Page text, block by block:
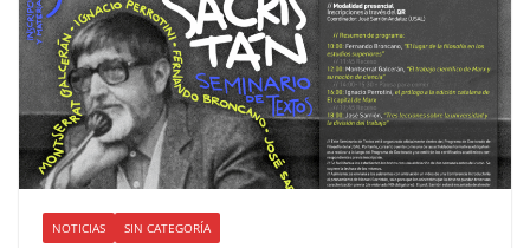
NOTICIAS SIN CATEGORÍA